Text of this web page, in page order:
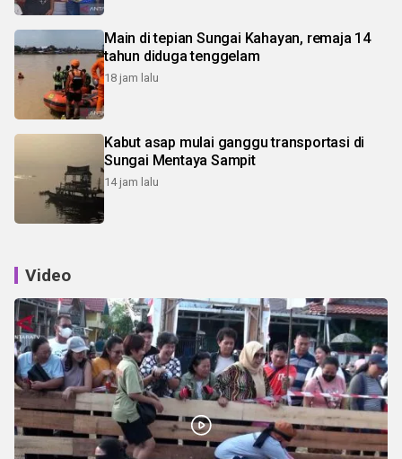
Main di tepian Sungai Kahayan, remaja 14
tahun diduga tenggelam
18 jam lalu
Kabut asap mulai ganggu transportasi di
Sungai Mentaya Sampit
14 jam lalu
Video